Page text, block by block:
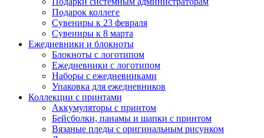
Подарок коллеге
Сувениры к 23 февраля
Сувениры к 8 марта
Ежедневники и блокноты
Блокноты с логотипом
Ежедневники с логотипом
Наборы с ежедневниками
Упаковка для ежедневников
Коллекции с принтами
Аккумуляторы с принтом
Бейсболки, панамы и шапки с принтом
Вязаные пледы с оригинальным рисунком